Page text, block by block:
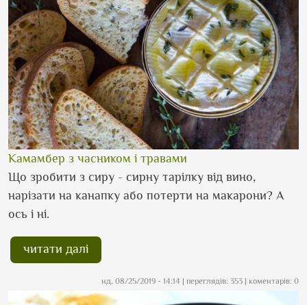
Камамбер з часником і травами
Що зробити з сиру - сирну тарілку від вино,
нарізати на канапку або потерти на макарони? А
ось і ні.
читати далі
нд, 08/25/2019 - 14:14 | переглядів: 353 | коментарів: 0